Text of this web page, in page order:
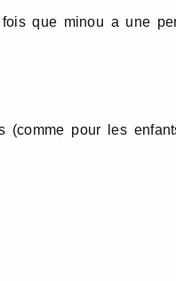
que minou a une
(comme pour les